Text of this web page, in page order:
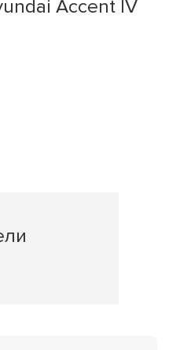
Accent IV